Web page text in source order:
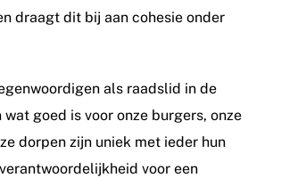
draagt dit bij aan cohesie onder
als raadslid in de
goed is voor onze burgers, onze
dorpen zijn uniek met ieder hun
voor een